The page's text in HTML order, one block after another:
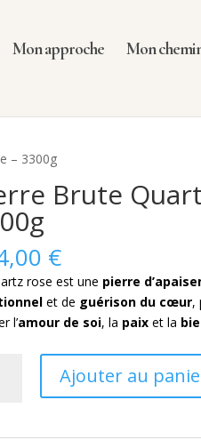
Mon approche Mon
– 3300g
Brute
€
rose est une pierre
et de guérison du cœur,
l’amour de soi, la paix et la
Ajouter au